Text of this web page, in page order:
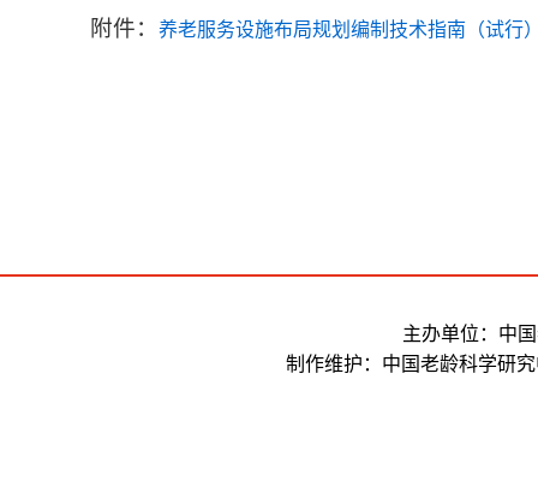
附件：养老服务设施布局规划编制技术指南（试行
主办单位：中
制作维护：中国老龄科学研